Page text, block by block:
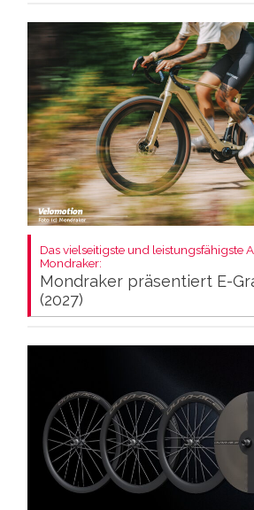
Das vielseitigste und leistungsfähigste
Mondraker:
Mondraker präsentiert E-
(2027)